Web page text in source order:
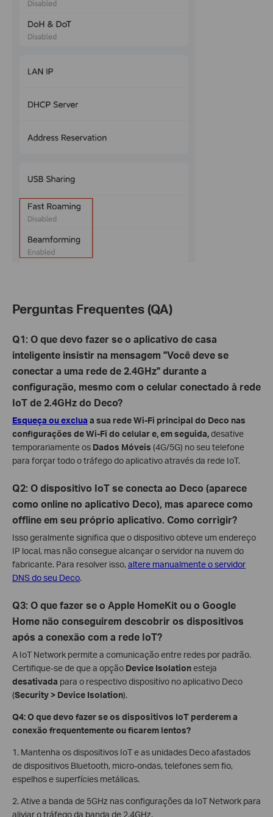
Perguntas Frequentes (QA)
Q1: O que devo fazer se o aplicativo de casa
inteligente insistir na mensagem "Você deve se
conectar a uma rede de 2.4GHz" durante a
configuração, mesmo com o celular conectado à rede
IoT de 2.4GHz do Deco?
Esqueça ou exclua a sua rede Wi-Fi principal do Deco nas
configurações de Wi-Fi do celular e, em seguida,desative
temporariamente os Dados Móveis (4G/5G) no seu telefone
para forçar todo o tráfego do aplicativo através da rede IoT.
Q2: O dispositivo IoT se conecta ao Deco (aparece
como online no aplicativo Deco), mas aparece como
offline em seu próprio aplicativo. Como corrigir?
Isso geralmente significa que o dispositivo obteve um endereço
IP local, mas não consegue alcançar o servidor na nuvem do
fabricante. Para resolver isso,altere manualmente o servidor
DNS do seu Deco.
Q3: O que fazer se o Apple HomeKit ou o Google
Home não conseguirem descobrir os dispositivos
após a conexão com a rede IoT?
A IoT Network permite a comunicação entre redes por padrão.
Certifique-se de que a opção Device Isolationesteja
desativada para o respectivo dispositivo no aplicativo Deco
(Security > Device Isolation).
Q4: O que devo fazer se os dispositivos IoT perderem a
conexão frequentemente ou ficarem lentos?
1. Mantenha os dispositivos IoT e as unidades Deco afastados
de dispositivos Bluetooth, micro-ondas, telefones sem fio,
espelhos e superfícies metálicas.
2. Ative a banda de 5GHz nas configurações da IoT Network para
aliviar o tráfego da banda de 2.4GHz.